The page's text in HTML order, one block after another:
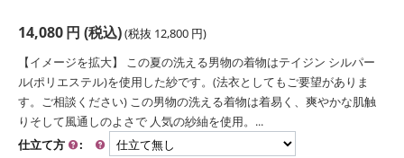
14,080円 (税込)(税抜 12,800 円)
【イメージを拡大】 この夏の洗える男物の着物はテイジン シルパー
ル(ポリエステル)を使用した紗です。(法衣としてもご要望がありま
す。ご相談ください) この男物の洗える着物は着易く、爽やかな肌触
りそして風通しのよさで 人気の紗紬を使用。...
仕立て方
: